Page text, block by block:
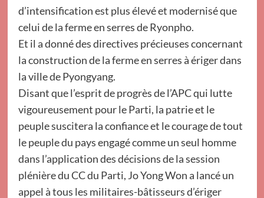
d’intensification est plus élevé et modernisé que
celui de la ferme en serres de Ryonpho.
Et il a donné des directives précieuses concernant
la construction de la ferme en serres à ériger dans
la ville de Pyongyang.
Disant que l’esprit de progrès de l’APC qui lutte
vigoureusement pour le Parti, la patrie et le
peuple suscitera la confiance et le courage de tout
le peuple du pays engagé comme un seul homme
dans l’application des décisions de la session
plénière du CC du Parti, Jo Yong Won a lancé un
appel à tous les militaires-bâtisseurs d’ériger